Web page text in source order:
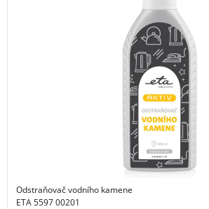
Odstraňovač vodního kamene
ETA 5597 00201